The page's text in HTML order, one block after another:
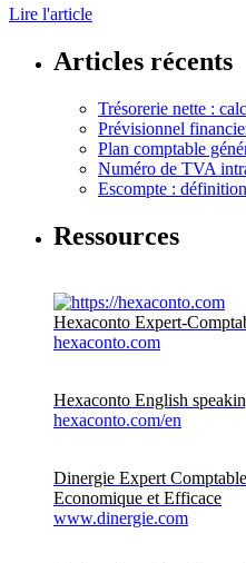
Lire l'article
Articles récents
Trésorerie nette :
Prévisionnel
Plan comptable
Numéro de TVA
Escompte :
Ressources
Hexaconto Expert-
hexaconto.com
Hexaconto English
hexaconto.com/en
Dinergie Expert
Economique et Efficace
www.dinergie.com